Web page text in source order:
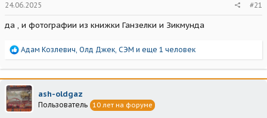
24.06.2025 #21
да , и фотографии из книжки Ганзелки и Зикмунда
Р
а
к
ц
и
и
Адам Козлевич, Олд Джек, СЭМ и еще 1 человек
ash-oldgaz
Пользователь 10 лет на форуме